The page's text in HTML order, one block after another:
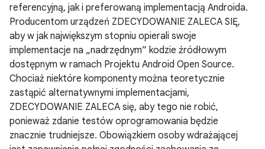
referencyjną, jak i preferowaną implementacją Androida.
Producentom urządzeń ZDECYDOWANIE ZALECA SIĘ,
aby w jak największym stopniu opierali swoje
implementacje na „nadrzędnym” kodzie źródłowym
dostępnym w ramach Projektu Android Open Source.
Chociaż niektóre komponenty można teoretycznie
zastąpić alternatywnymi implementacjami,
ZDECYDOWANIE ZALECA się, aby tego nie robić,
ponieważ zdanie testów oprogramowania będzie
znacznie trudniejsze. Obowiązkiem osoby wdrażającej